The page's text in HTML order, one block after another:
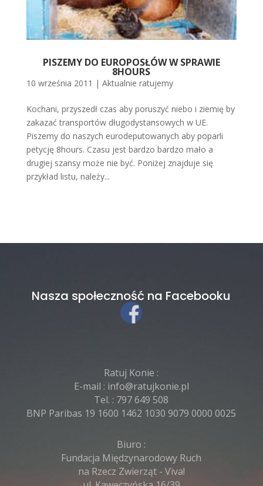
PISZEMY DO EUROPOSŁÓW W SPRAWIE
8HOURS
10 września 2011 | Aktualnie ratujemy
Kochani, przyszedł czas aby poruszyć niebo i ziemię by
zakazać transportów długodystansowych w UE.
Piszemy do naszych eurodeputowanych aby poparli
petycję 8hours. Czasu jest bardzo bardzo mało a
drugiej szansy może nie być. Poniżej znajduje się
przykład listu, należy...
Nasza społeczność na Facebooku
Ratuj Konie :
E-mail : info@ratujkonie.pl
Tel. : 797 649 508
BNP Paribas 19 1600 1462 1030 9079 0000 0025
Biuro :
Fundacja Międzynarodowy Ruch
na Rzecz Zwierząt - Viva!